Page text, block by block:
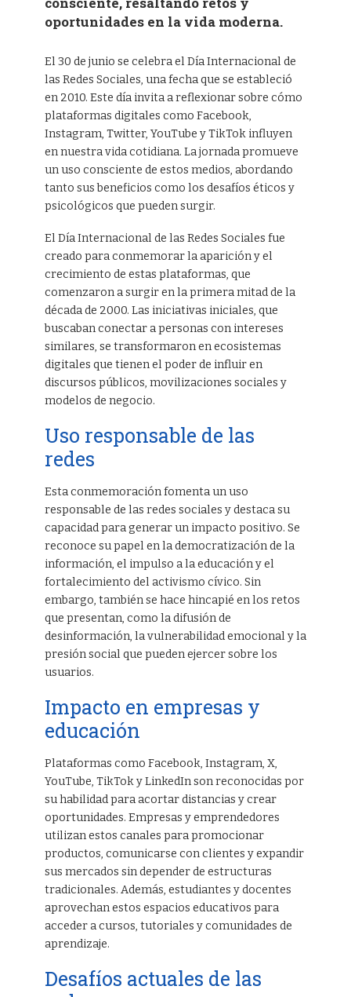
oportunidades en la vida moderna.
El 30 de junio se celebra el Día Internacional de
las Redes Sociales, una fecha que se estableció
en 2010. Este día invita a reflexionar sobre cómo
plataformas digitales como Facebook,
Instagram, Twitter, YouTube y TikTok influyen
en nuestra vida cotidiana. La jornada promueve
un uso consciente de estos medios, abordando
tanto sus beneficios como los desafíos éticos y
psicológicos que pueden surgir.
El Día Internacional de las Redes Sociales fue
creado para conmemorar la aparición y el
crecimiento de estas plataformas, que
comenzaron a surgir en la primera mitad de la
década de 2000. Las iniciativas iniciales, que
buscaban conectar a personas con intereses
similares, se transformaron en ecosistemas
digitales que tienen el poder de influir en
discursos públicos, movilizaciones sociales y
modelos de negocio.
Uso responsable de las
redes
Esta conmemoración fomenta un uso
responsable de las redes sociales y destaca su
capacidad para generar un impacto positivo. Se
reconoce su papel en la democratización de la
información, el impulso a la educación y el
fortalecimiento del activismo cívico. Sin
embargo, también se hace hincapié en los retos
que presentan, como la difusión de
desinformación, la vulnerabilidad emocional y la
presión social que pueden ejercer sobre los
usuarios.
Impacto en empresas y
educación
Plataformas como Facebook, Instagram, X,
YouTube, TikTok y LinkedIn son reconocidas por
su habilidad para acortar distancias y crear
oportunidades. Empresas y emprendedores
utilizan estos canales para promocionar
productos, comunicarse con clientes y expandir
sus mercados sin depender de estructuras
tradicionales. Además, estudiantes y docentes
aprovechan estos espacios educativos para
acceder a cursos, tutoriales y comunidades de
aprendizaje.
Desafíos actuales de las